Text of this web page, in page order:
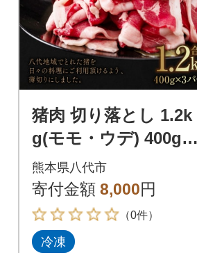
猪肉 切り落とし 1.2k
g(モモ・ウデ) 400g ×
3パック_067-1596-C
熊本県八代市
寄付金額 8,000円
（0件）
冷凍